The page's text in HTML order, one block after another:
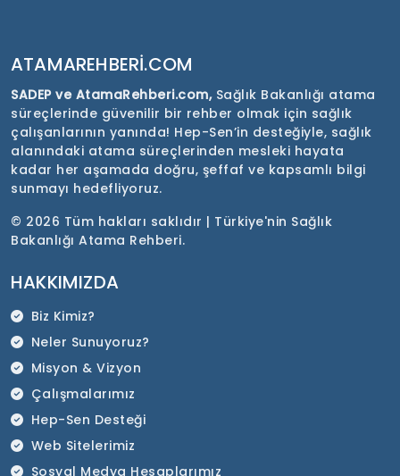
ATAMAREHBERI.COM
SADEP ve AtamaRehberi.com, Sağlık Bakanlığı atama
süreçlerinde güvenilir bir rehber olmak için sağlık
çalışanlarının yanında! Hep-Sen’in desteğiyle, sağlık
alanındaki atama süreçlerinden mesleki hayata
kadar her aşamada doğru, şeffaf ve kapsamlı bilgi
sunmayı hedefliyoruz.
© 2026 Tüm hakları saklıdır | Türkiye'nin Sağlık
Bakanlığı Atama Rehberi.
HAKKIMIZDA
Biz Kimiz?
Neler Sunuyoruz?
Misyon & Vizyon
Çalışmalarımız
Hep-Sen Desteği
Web Sitelerimiz
Sosyal Medya Hesaplarımız